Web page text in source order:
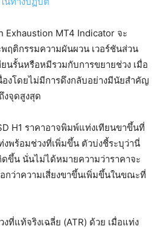
MT4 Indicator จะ
ฤติกรรมความผันผวน เวอร์ชันส่วน
นรั้นหรือหมีรวมกับการขยายช่วง เมื่อ
องโดยไม่มีการดึงกลับอย่างมีนัยสำคัญ
งจุดสูงสุด
H1 ราคาอาจพิมพ์แท่งเทียนขาขึ้นที่
งพร้อมช่วงที่เพิ่มขึ้น ตัวบ่งชี้ระบุว่านี่
ดขึ้น นั่นไม่ได้หมายความว่าราคาจะ
ว่าความเสี่ยงขาขึ้นเพิ่มขึ้นในขณะที่
งที่แท้จริงเฉลี่ย (ATR) ด้วย เมื่อแท่ง